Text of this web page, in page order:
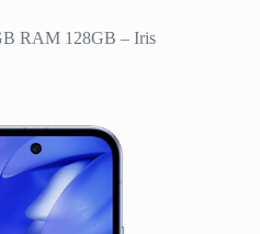
RAM 128GB – Iris